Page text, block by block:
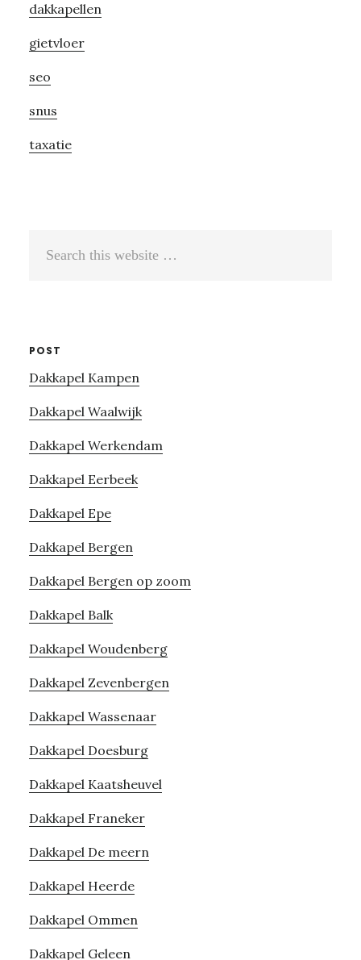
dakkapellen
gietvloer
seo
snus
taxatie
POST
Dakkapel Kampen
Dakkapel Waalwijk
Dakkapel Werkendam
Dakkapel Eerbeek
Dakkapel Epe
Dakkapel Bergen
Dakkapel Bergen op zoom
Dakkapel Balk
Dakkapel Woudenberg
Dakkapel Zevenbergen
Dakkapel Wassenaar
Dakkapel Doesburg
Dakkapel Kaatsheuvel
Dakkapel Franeker
Dakkapel De meern
Dakkapel Heerde
Dakkapel Ommen
Dakkapel Geleen